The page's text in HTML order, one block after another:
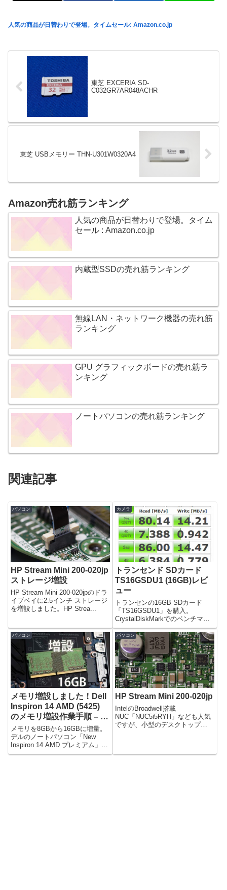
人気の商品が日替わりで登場。タイムセール: Amazon.co.jp
東芝 EXCERIA SD-
C032GR7AR048ACHR
東芝 USBメモリー THN-U301W0320A4
Amazon売れ筋ランキング
人気の商品が日替わりで登場。タイム
セール : Amazon.co.jp
内蔵型SSDの売れ筋ランキング
無線LAN・ネットワーク機器の売れ筋
ランキング
GPU グラフィックボードの売れ筋ラ
ンキング
ノートパソコンの売れ筋ランキング
関連記事
パソコン
HP Stream Mini 200-020jp
ストレージ増設
HP Stream Mini 200-020jpのドラ
イブベイに2.5インチ ストレージ
を増設しました。HP Strea...
カメラ
トランセンド SDカード
TS16GSDU1 (16GB)レビ
ュー
トランセンの16GB SDカード
「TS16GSDU1」を購入。
CrystalDiskMarkでのベンチマー
クによる転送...
パソコン
メモリ増設しました！Dell
Inspiron 14 AMD (5425)
のメモリ増設作業手順 – ノ
ートパソコン
メモリを8GBから16GBに増量。
デルのノートパソコン「New
Inspiron 14 AMD プレミアム」に
メモリを増...
パソコン
HP Stream Mini 200-020jp
IntelのBroadwell搭載
NUC「NUC5i5RYH」なども人気
ですが、小型のデスクトップ